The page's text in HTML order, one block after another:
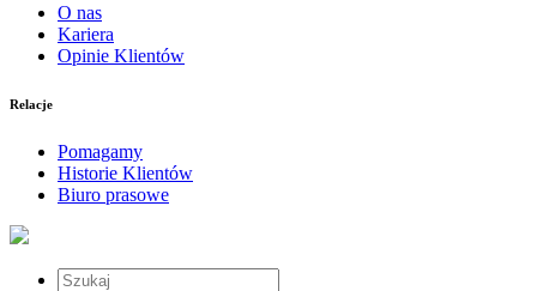
O nas
Kariera
Opinie Klientów
Relacje
Pomagamy
Historie Klientów
Biuro prasowe